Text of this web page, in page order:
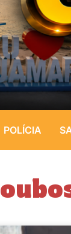
POLÍCIA